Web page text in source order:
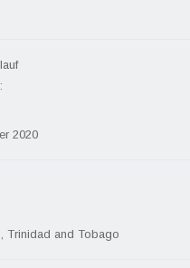
2020
Trinidad and Tobago